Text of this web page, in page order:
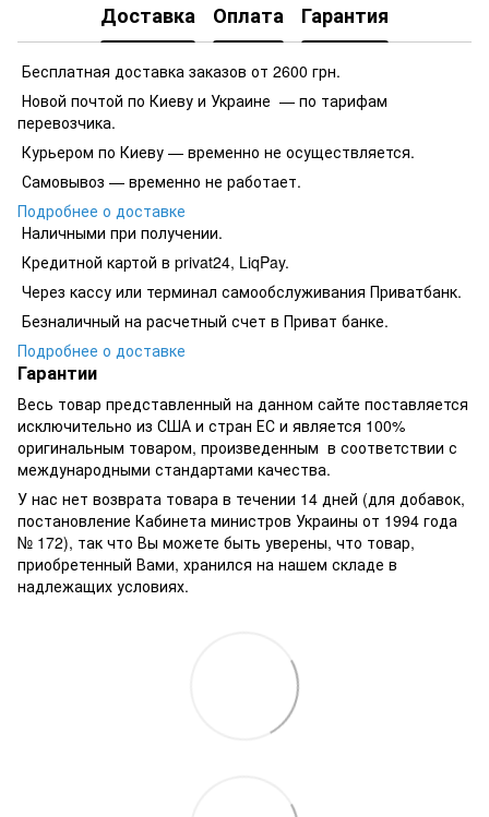
Доставка Оплата Гарантия
Бесплатная доставка заказов от 2600 грн.
Новой почтой по Киеву и Украине — по тарифам
перевозчика.
Курьером по Киеву — временно не осуществляется.
Самовывоз — временно не работает.
Подробнее о доставке
Наличными при получении.
Кредитной картой в privat24, LiqPay.
​​​​Через кассу или терминал самообслуживания Приватбанк.
​​​​Безналичный на расчетный счет в Приват банке.
Подробнее о доставке
Гарантии
Весь товар представленный на данном сайте поставляется
исключительно из США и стран ЕС и является 100%
оригинальным товаром, произведенным в соответствии с
международными стандартами качества.
У нас нет возврата товара в течении 14 дней (для добавок,
постановление Кабинета министров Украины от 1994 года
№ 172), так что Вы можете быть уверены, что товар,
приобретенный Вами, хранился на нашем складе в
надлежащих условиях.